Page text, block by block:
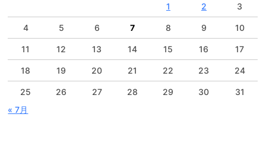
1 2 3
4 5 6 7 8 9 10
11 12 13 14 15 16 17
18 19 20 21 22 23 24
25 26 27 28 29 30
31
« 7月